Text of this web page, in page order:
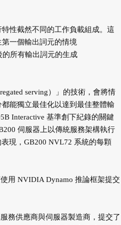
性截然不同的工作負載組成。這
一個輸出詞元的情境
的所有輸出詞元的生成
serving）」的技術，會將情
能獨立最佳化以達到最佳整體輸
Interactive 基準創下紀錄的關鍵
伺服器上以傳統服務架構執行
現，GB200 NVL72 系統的每顆
用 NVIDIA Dynamo 推論框架提交
務供應商與伺服器製造商，提交了